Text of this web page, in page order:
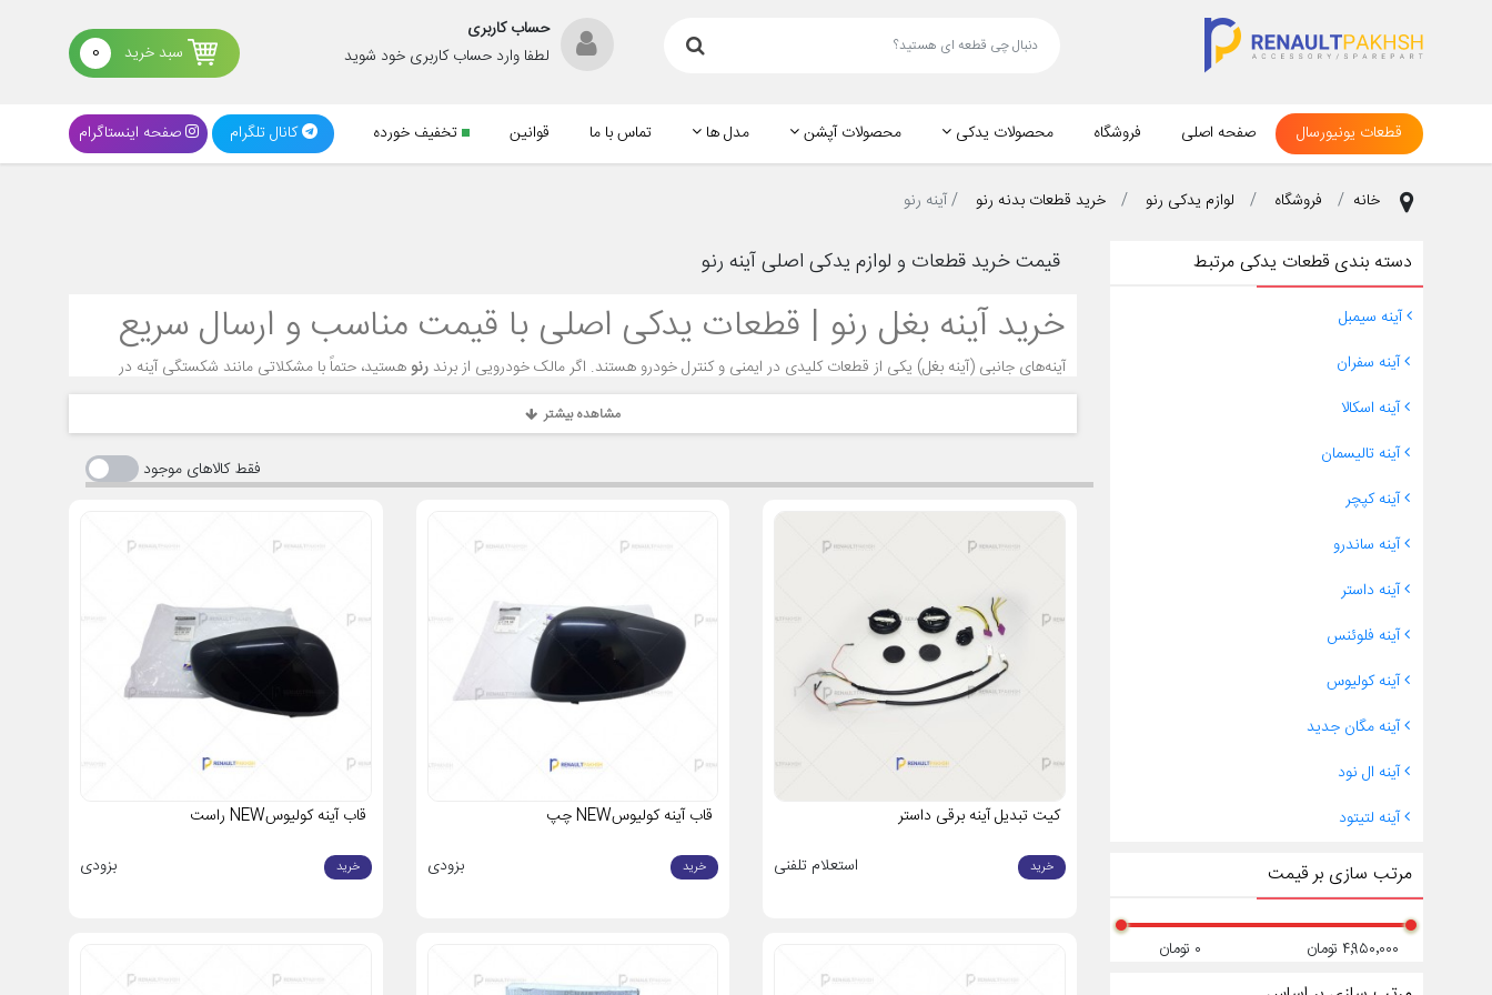
حساب کاربری
لطفا وارد حساب کاربری خود شوید
سبد خرید 0
قطعات یونیورسال صفحه اصلی فروشگاه محصولات یدکی محصولات آپشن مدل ها تماس با ما قوانین تخفیف خورده کانال تلگرام صفحه اینستاگرام
خانه فروشگاه لوازم یدکی رنو خرید قطعات بدنه رنو آینه رنو
دسته بندی قطعات یدکی مرتبط
آینه سیمبل
آینه سفران
آینه اسکالا
آینه تالیسمان
آینه کپچر
آینه ساندرو
آینه داستر
آینه فلوئنس
آینه کولیوس
آینه مگان جدید
آینه ال نود
آینه لتیتود
مرتب سازی بر قیمت
۴٬۹۵۰٬۰۰۰ تومان ۰ تومان
قیمت خرید قطعات و لوازم یدکی اصلی آینه رنو
خرید آینه بغل رنو | قطعات یدکی اصلی با قیمت مناسب و ارسال سریع
آینه‌های جانبی (آینه بغل) یکی از قطعات کلیدی در ایمنی و کنترل خودرو هستند. اگر مالک خودرویی از برندرنوهستید، حتماً با مشکلاتی مانند شکستگی آینه در
تصادفات یا خرابی موتور تنظیم آینه برخورد کرده‌اید. در این صفحه می‌خواهیم به‌طور تخصصی به بررسیقیمت و خرید آینه بغل اصلی رنو، انواع قطعات مربوط به آینه،
چرا خرید آینه بغل اصلی رنو اهمیت دارد؟
✅زاویه دید دقیق و استاندارد:
آینه‌های اصلی مطابق با استانداردهای کارخانه طراحی شده‌اند و زاویه دید ایده‌آل را فراهم می‌کنند.
عملکرد برقی مطمئن:
آینه‌های برقی اصلی، در تنظیم و جمع‌شدن خودکار، بدون تاخیر و با دوام بالا عمل می‌کنند.
هماهنگی کامل با ظاهر خودرو:
قطعات یدکی آینه بغل رنو شامل چه چیزهایی هستند؟
قاب آینه
محافظت از آینه و موتور داخلیدر رنگ‌های فابریک قابل سفارش است
موتور آینه
تنظیم زاویه دید از داخل خودرو
مخصوص مدل‌های برقی
کلید تنظیم آینه
کنترل از داخل کابین در مدل‌های دستی و برقی متفاوت است
💡 قیمت آینه بغل و قطعات جانبی آن به موارد زیر بستگی دارد:
مشاهده بیشتر
فقط کالاهای موجود
کیت تبدیل آینه برقی داستر
خرید استعلام تلفنی
قاب آینه کولیوسNEW چپ
خرید بزودی
قاب آینه کولیوسNEW راست
خرید بزودی